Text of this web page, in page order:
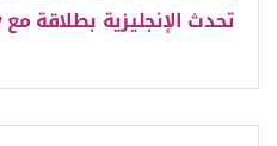
تحدث الإنجليزية بطلاقة مع Cambly – احجز الآن